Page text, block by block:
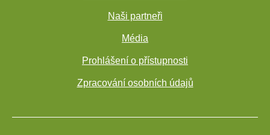
Naši partneři
Média
Prohlášení o přístupnosti
Zpracování osobních údajů